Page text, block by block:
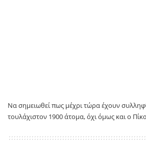
Να σημειωθεί πως μέχρι τώρα έχουν
τουλάχιστον 1900 άτομα, όχι όμως και ο